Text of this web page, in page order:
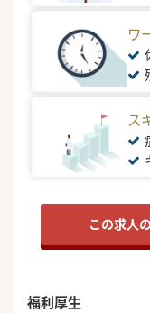
ワ
ス
この求人
福利厚生